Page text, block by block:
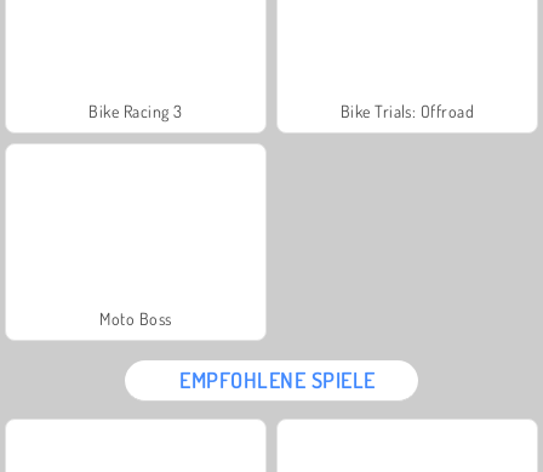
Bike Racing 3 Bike Trials: Offroad
Moto Boss
EMPFOHLENE SPIELE